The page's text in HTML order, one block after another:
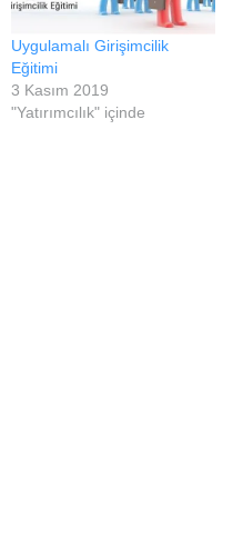
Uygulamalı Girişimcilik
Eğitimi
3 Kasım 2019
"Yatırımcılık" içinde